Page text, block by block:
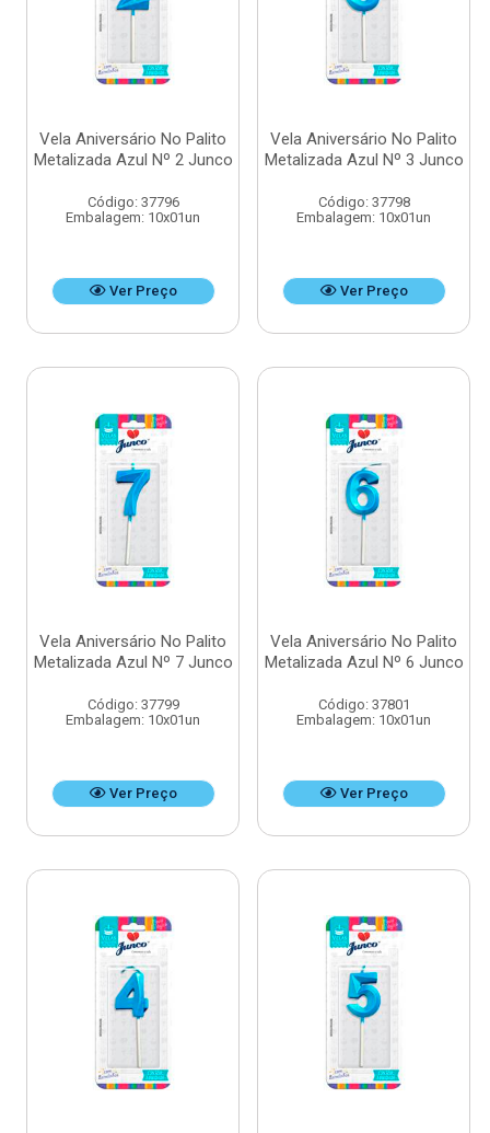
Vela Aniversário No Palito
Metalizada Azul Nº 2 Junco
Código: 37796
Embalagem: 10x01un
Ver Preço
Vela Aniversário No Palito
Metalizada Azul Nº 3 Junco
Código: 37798
Embalagem: 10x01un
Ver Preço
Vela Aniversário No Palito
Metalizada Azul Nº 7 Junco
Código: 37799
Embalagem: 10x01un
Ver Preço
Vela Aniversário No Palito
Metalizada Azul Nº 6 Junco
Código: 37801
Embalagem: 10x01un
Ver Preço